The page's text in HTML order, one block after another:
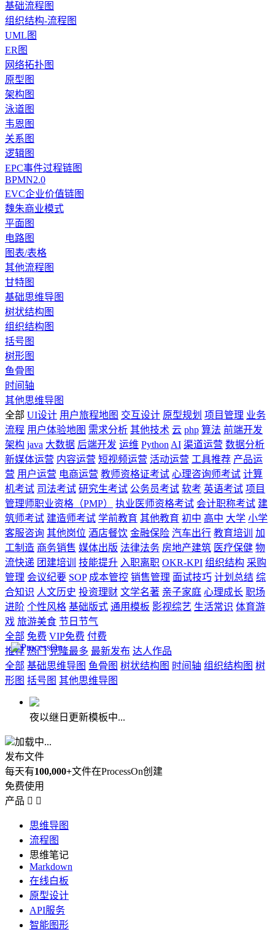
基础流程图
组织结构-流程图
UML图
ER图
网络拓扑图
原型图
架构图
泳道图
韦恩图
关系图
逻辑图
EPC事件过程链图
BPMN2.0
EVC企业价值链图
魏朱商业模式
平面图
电路图
图表/表格
其他流程图
甘特图
基础思维导图
树状结构图
组织结构图
括号图
树形图
鱼骨图
时间轴
其他思维导图
全部 UI设计 用户旅程地图 交互设计 原型规划 项目管理 业务
流程 用户体验地图 需求分析 其他技术 云 php 算法 前端开发
架构 java 大数据 后端开发 运维 Python AI 渠道运营 数据分析
新媒体运营 内容运营 短视频运营 活动运营 工具推荐 产品运
营 用户运营 电商运营 教师资格证考试 心理咨询师考试 计算
机考试 司法考试 研究生考试 公务员考试 软考 英语考试 项目
管理师职业资格（PMP）
执业医师资格考试 会计职称考试 建
筑师考试 建造师考试 学前教育 其他教育 初中 高中 大学 小学
客服咨询 其他岗位 酒店餐饮 金融保险 汽车出行 教育培训
加
工制造 商务销售 媒体出版 法律法务 房地产建筑 医疗保健 物
流快递 团建培训 技能提升 入职离职 OKR-KPI 组织结构 采购
管理 会议纪要 SOP 成本管控 销售管理 面试技巧 计划总结 综
合知识 人文历史 投资理财 文学名著 亲子家庭 心理成长 职场
进阶 个性风格 基础版式 通用模板 影视综艺 生活常识 体育游
戏 旅游美食 节日节气
全部 免费 VIP免费 付费
推荐 热门 克隆最多 最新发布 达人作品
全部 基础思维导图 鱼骨图 树状结构图 时间轴 组织结构图 树
形图 括号图 其他思维导图
夜以继日更新模板中...
加载中...
发布文件
每天有100,000+文件在ProcessOn创建
免费使用
产品  
思维导图
流程图
思维笔记
Markdown
在线白板
原型设计
API服务
智能图形